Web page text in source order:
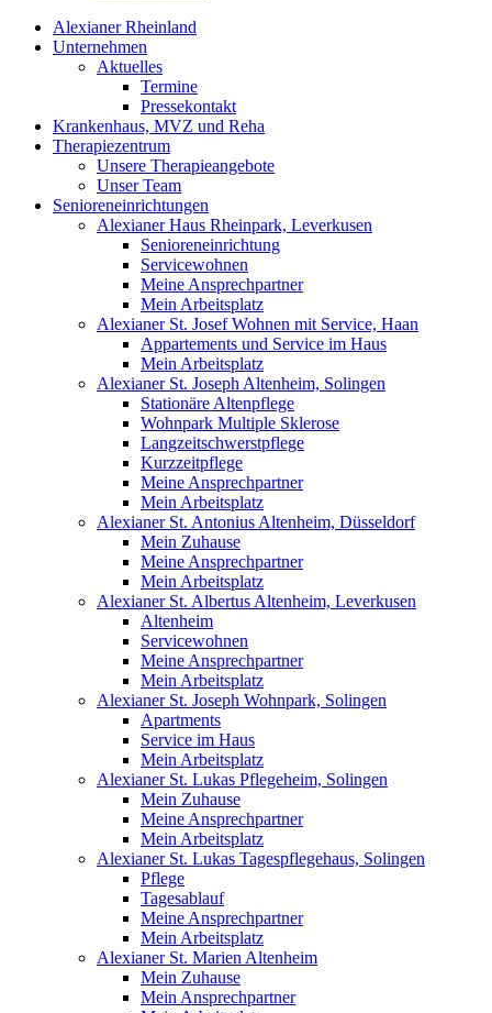
Alexianer Rheinland
Unternehmen
Aktuelles
Termine
Pressekontakt
Krankenhaus, MVZ und Reha
Therapiezentrum
Unsere Therapieangebote
Unser Team
Senioreneinrichtungen
Alexianer Haus Rheinpark, Leverkusen
Senioreneinrichtung
Servicewohnen
Meine Ansprechpartner
Mein Arbeitsplatz
Alexianer St. Josef Wohnen mit Service, Haan
Appartements und Service im Haus
Mein Arbeitsplatz
Alexianer St. Joseph Altenheim, Solingen
Stationäre Altenpflege
Wohnpark Multiple Sklerose
Langzeitschwerstpflege
Kurzzeitpflege
Meine Ansprechpartner
Mein Arbeitsplatz
Alexianer St. Antonius Altenheim, Düsseldorf
Mein Zuhause
Meine Ansprechpartner
Mein Arbeitsplatz
Alexianer St. Albertus Altenheim, Leverkusen
Altenheim
Servicewohnen
Meine Ansprechpartner
Mein Arbeitsplatz
Alexianer St. Joseph Wohnpark, Solingen
Apartments
Service im Haus
Mein Arbeitsplatz
Alexianer St. Lukas Pflegeheim, Solingen
Mein Zuhause
Meine Ansprechpartner
Mein Arbeitsplatz
Alexianer St. Lukas Tagespflegehaus, Solingen
Pflege
Tagesablauf
Meine Ansprechpartner
Mein Arbeitsplatz
Alexianer St. Marien Altenheim
Mein Zuhause
Mein Ansprechpartner